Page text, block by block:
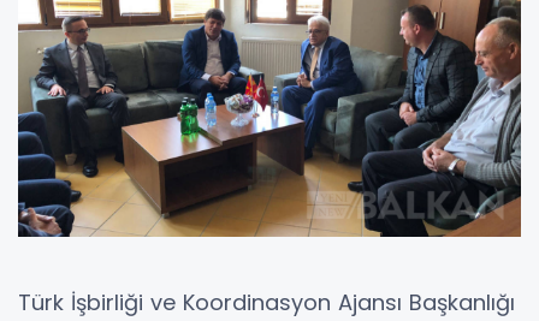
Türk İşbirliği ve Koordinasyon Ajansı Başkanlığı